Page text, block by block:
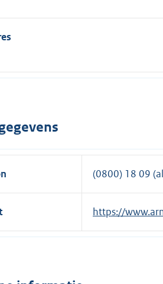
(0800) 18 09
E
x
https://